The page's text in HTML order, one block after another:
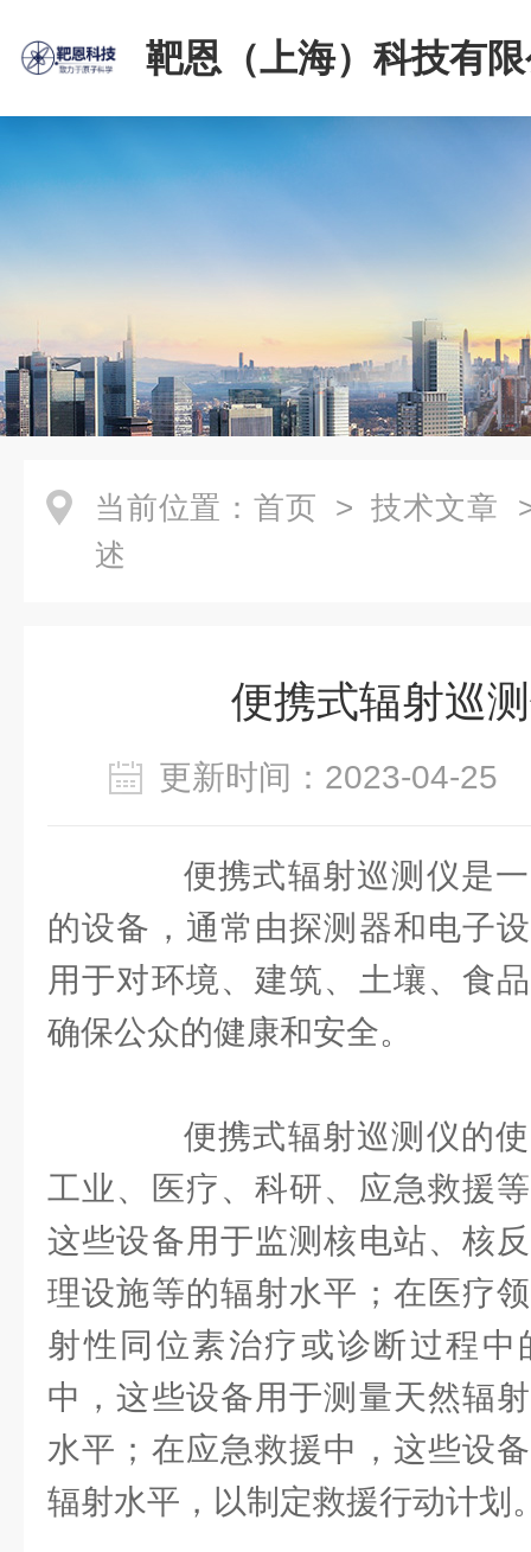
靶恩（上海）科技有
当前位置： 首页 > 技术文章
述
便携式辐射巡
更新时间：2023-04-
便携式辐射巡测仪是一
的设备，通常由探测器和电子
用于对环境、建筑、土壤、食
确保公众的健康和安全。
便携式辐射巡测仪的使
工业、医疗、科研、应急救援
这些设备用于监测核电站、核
理设施等的辐射水平；在医疗
射性同位素治疗或诊断过程
中，这些设备用于测量天然辐
水平；在应急救援中，这些设
辐射水平，以制定救援行动计划